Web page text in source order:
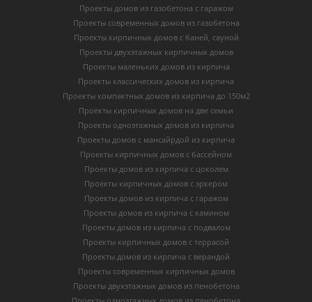
Проекты домов из газобетона с гаражом
Проекты современных домов из газобетона
Проекты кирпичных домов с баней, сауной
Проекты двухэтажных кирпичных домов
Проекты маленьких домов из кирпича
Проекты классических домов из кирпича
Проекты компактных домов из кирпича до 150м2
Проекты кирпичных домов на две семьи
Проекты одноэтажных домов из кирпича
Проекты домов с мансайрдой из кирпича
Проекты кирпичных домов с бассейном
Проекты домов из кирпича с цоколем
Проекты кирпичных домов с эркером
Проекты домов из кирпича с гаражом
Проекты домов из кирпича с камином
Проекты домов из кирпича с подвалом
Проекты кирпичных домов с террасой
Проекты домов из кирпича с верандой
Проекты современных кирпичных домов
Проекты двухэтажных домов из пенобетона